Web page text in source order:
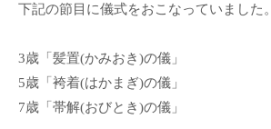
下記の節目に儀式をおこなっていました。
3歳「髪置(かみおき)の儀」
5歳「袴着(はかまぎ)の儀」
7歳「帯解(おびとき)の儀」